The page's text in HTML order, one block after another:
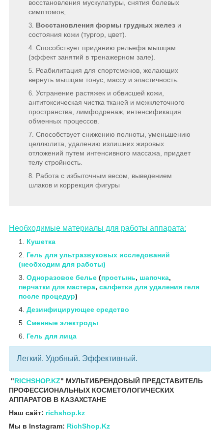
восстановления мускулатуры, снятия болевых
симптомов,
Восстановления формы грудных желез и
состояния кожи (тургор, цвет).
Cпособствует приданию рельефа мышцам
(эффект занятий в тренажерном зале).
Реабилитация для спортсменов, желающих
вернуть мышцам тонус, массу и эластичность.
Устранение растяжек и обвисшей кожи,
антитоксическая чистка тканей и межклеточного
пространства, лимфодренаж, интенсификация
обменных процессов.
Способствует снижению полноты, уменьшению
целлюлита, удалению излишних жировых
отложений путем интенсивного массажа, придает
телу стройность.
Работа с избыточным весом, выведением
шлаков и коррекция фигуры
Необходимые материалы для работы аппарата:
Кушетка
Гель для ультразвуковых исследований
(необходим для работы)
Одноразовое белье (простынь, шапочка,
перчатки для мастера, салфетки для удаления геля
после процедур)
Дезинфицирующее средство
Сменные электроды
Гель для лица
Легкий. Удобный. Эффективный.
"RICHSHOP.KZ" МУЛЬТИБРЕНДОВЫЙ ПРЕДСТАВИТЕЛЬ
ПРОФЕССИОНАЛЬНЫХ КОСМЕТОЛОГИЧЕСКИХ
АППАРАТОВ В КАЗАХСТАНЕ
Наш сайт: richshop.kz
Мы в Instagram: RichShop.Kz